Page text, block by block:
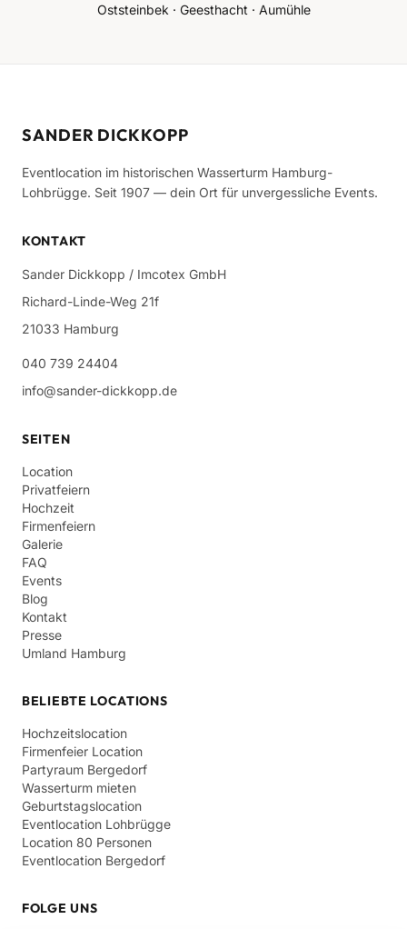
Oststeinbek · Geesthacht · Aumühle
SANDER DICKKOPP
Eventlocation im historischen Wasserturm Hamburg-
Lohbrügge. Seit 1907 — dein Ort für unvergessliche Events.
KONTAKT
Sander Dickkopp / Imcotex GmbH
Richard-Linde-Weg 21f
21033 Hamburg
040 739 24404
info@sander-dickkopp.de
SEITEN
Location
Privatfeiern
Hochzeit
Firmenfeiern
Galerie
FAQ
Events
Blog
Kontakt
Presse
Umland Hamburg
BELIEBTE LOCATIONS
Hochzeitslocation
Firmenfeier Location
Partyraum Bergedorf
Wasserturm mieten
Geburtstagslocation
Eventlocation Lohbrügge
Location 80 Personen
Eventlocation Bergedorf
FOLGE UNS